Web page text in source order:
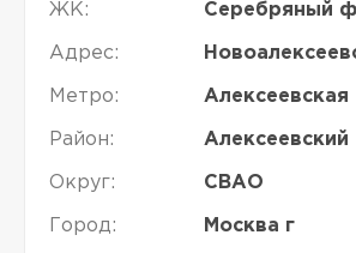
ЖК: Серебряный
Адрес:
Метро: Алексеевская
Район: Алексеевский
Округ: СВАО
Город: Москва г